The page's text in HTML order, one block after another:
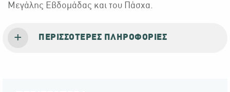
Μεγάλης Εβδομάδας και του Πάσχα.
ΠΕΡΙΣΣΌΤΕΡΕΣ ΠΛΗΡΟΦΟΡΊΕΣ